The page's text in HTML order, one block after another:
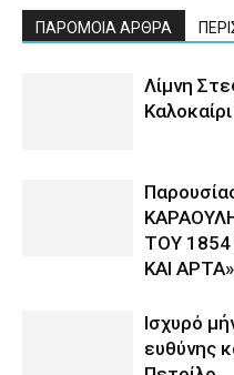
ΠΑΡΟΜΟΙΑ ΑΡΘΡΑ
Λίμνη
ΤΟΥ 1854
ΚΑΙ
Ισχυρό
ευθύνης